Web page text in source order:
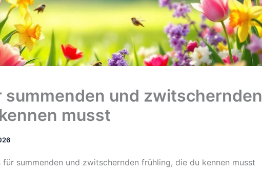
summenden und zwitschernden
musst
für summenden und zwitschernden frühling, die du kennen musst